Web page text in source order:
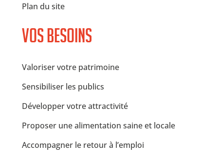
Plan du site
Vos besoins
Valoriser votre patrimoine
Sensibiliser les publics
Développer votre attractivité
Proposer une alimentation saine et locale
Accompagner le retour à l’emploi